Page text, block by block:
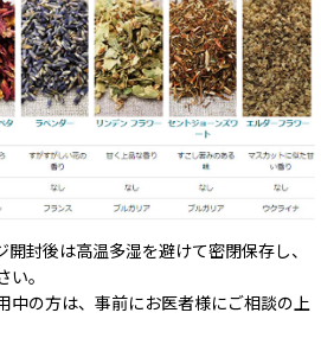
封後は高温多湿を避けて密閉保存し、
。
の方は、事前にお医者様にご相談の上